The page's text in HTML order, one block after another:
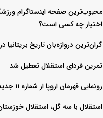
محبوب‌ترین صفحه اینستاگرام
اختیار چه کسی است؟
گران‌ترین دروازه‌بان تاریخ بریتانیا
تمرین فردای استقلال تعطیل شد
رونمایی قهرمان اروپا از شماره ۱۱ جدید
استقلال با سه گل، استقلال